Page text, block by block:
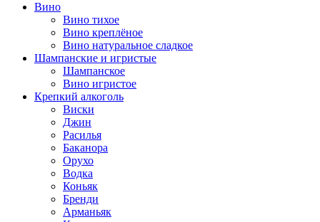
Вино
Вино тихое
Вино креплёное
Вино натуральное сладкое
Шампанские и игристые
Шампанское
Вино игристое
Крепкий алкоголь
Виски
Джин
Расилья
Баканора
Орухо
Водка
Коньяк
Бренди
Арманьяк